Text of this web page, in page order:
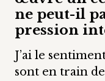
ne peut-il
pression
J’ai le
sont en train